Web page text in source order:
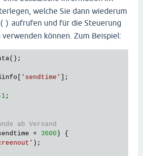
welche Sie dann wiederum
aufrufen und für die Steuerung
können. Zum Beispiel:
'sendtime'
];
1;
ab Versand
+ 3600 ) {
);